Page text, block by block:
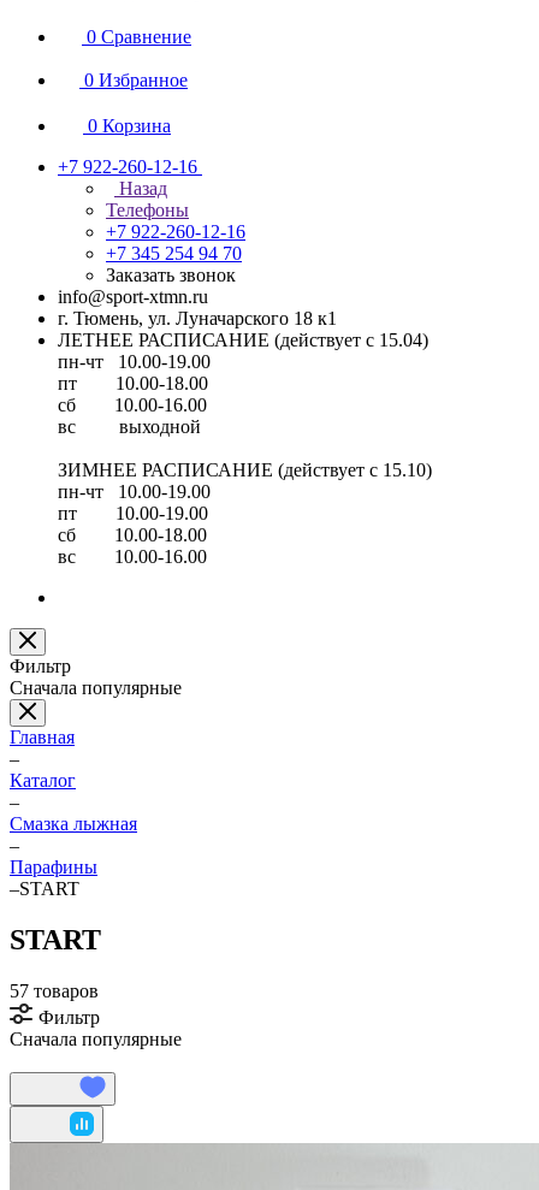
0 Сравнение
0 Избранное
0 Корзина
+7 922-260-12-16
Назад
Телефоны
+7 922-260-12-16
+7 345 254 94 70
Заказать звонок
info@sport-xtmn.ru
г. Тюмень, ул. Луначарского 18 к1
ЛЕТНЕЕ РАСПИСАНИЕ (действует с 15.04)
пн-чт 10.00-19.00
пт 10.00-18.00
сб 10.00-16.00
вс выходной
ЗИМНЕЕ РАСПИСАНИЕ (действует с 15.10)
пн-чт 10.00-19.00
пт 10.00-19.00
сб 10.00-18.00
вс 10.00-16.00
Фильтр
Сначала популярные
Главная
–
Каталог
–
Смазка лыжная
–
Парафины
–START
START
57 товаров
Фильтр
Сначала популярные